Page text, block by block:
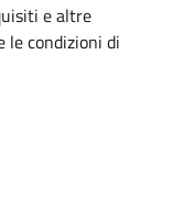
e altre
condizioni di